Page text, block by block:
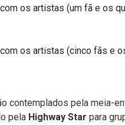
os artistas (um fã e os
os artistas (cinco fãs e
contemplados pela meia-
pela Highway Star para